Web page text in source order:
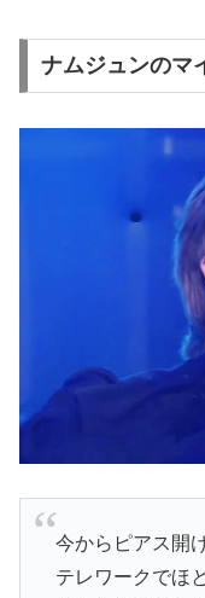
ナムジュンのマ
今からピアス開
テレワークでほ